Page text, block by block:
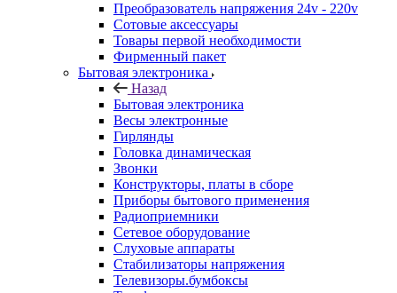
Преобразователь напряжения 24v - 220v
Сотовые аксессуары
Товары первой необходимости
Фирменный пакет
Бытовая электроника
Назад
Бытовая электроника
Весы электронные
Гирлянды
Головка динамическая
Звонки
Конструкторы, платы в сборе
Приборы бытового применения
Радиоприемники
Сетевое оборудование
Слуховые аппараты
Стабилизаторы напряжения
Телевизоры.бумбоксы